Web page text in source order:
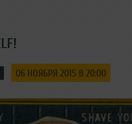
06 НОЯБРЯ 2015 В 20:00